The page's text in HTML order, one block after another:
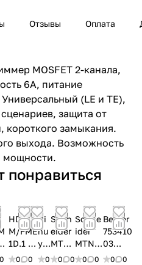
Отзывы Оплата
MOSFET 2-каналa,
6А, питание
(LE и TE),
защита от
короткого замыкания.
выхода. Возможность
мощности.
понравиться
HDL
M/FME
1D.1 1-
каналь
0
0
Di
nu
y
RE
0
Schn
eider
MTN6
82291
0
0
Schne
ider
MTN6
49310
0
0
Berker
753410
03
Испол
0
0